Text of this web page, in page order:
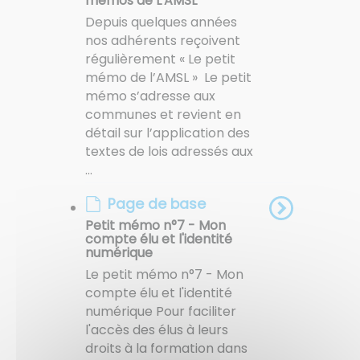
Depuis quelques années
nos adhérents reçoivent
régulièrement « Le petit
mémo de l’AMSL » Le petit
mémo s’adresse aux
communes et revient en
détail sur l’application des
textes de lois adressés aux
...
Page de base
Petit mémo n°7 - Mon
compte élu et l'identité
numérique
Le petit mémo n°7 - Mon
compte élu et l'identité
numérique Pour faciliter
l'accès des élus à leurs
droits à la formation dans